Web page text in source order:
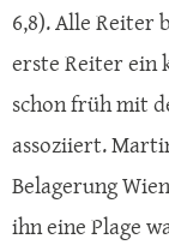
6,8). Alle Reiter
erste Reiter ein
schon früh mit
assoziiert.
Belagerung
ihn eine Plage